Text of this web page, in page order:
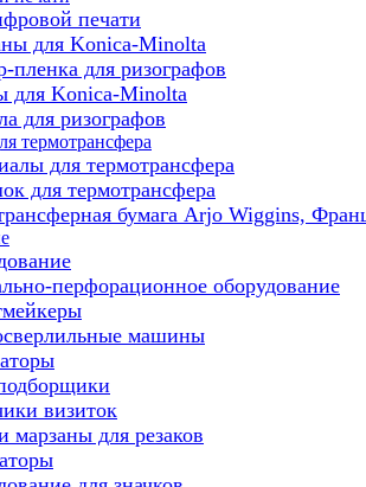
печати
для Konica-Minolta
пленка для ризографов
для Konica-Minolta
для ризографов
термотрансфера
для термотрансфера
для термотрансфера
бумага Arjo Wiggins,
перфорационное оборудование
машины
визиток
марзаны для резаков